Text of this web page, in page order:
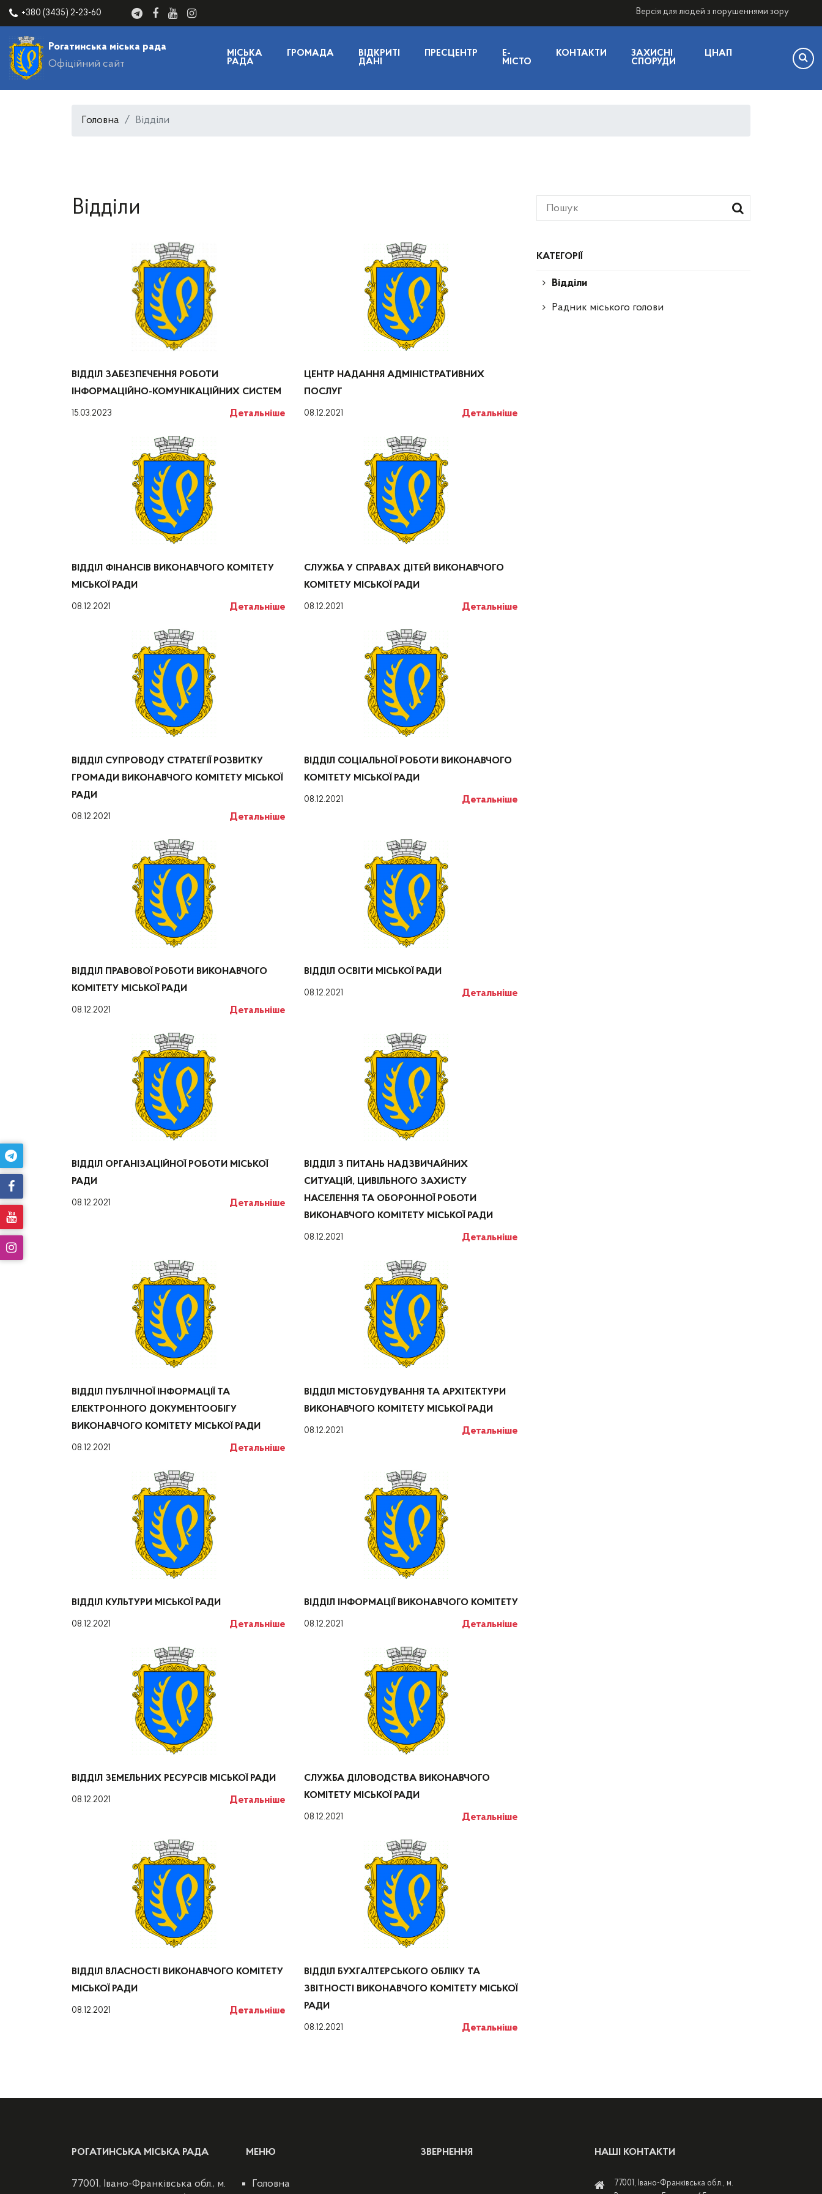
+380 (3435) 2-23-60 Версія для людей з порушеннями зору
Рогатинська міська рада
Офіційний сайт
МІСЬКА
РАДА
ГРОМАДА
ВІДКРИТІ
ДАНІ
ПРЕСЦЕНТР
E-
МІСТО
КОНТАКТИ
ЗАХИСНІ
СПОРУДИ
ЦНАП
Головна Відділи
КАТЕГОРІЇ
Відділи
Радник міського голови
Відділи
ВІДДІЛ ЗАБЕЗПЕЧЕННЯ РОБОТИ
ІНФОРМАЦІЙНО-КОМУНІКАЦІЙНИХ СИСТЕМ
15.03.2023 Детальніше
ЦЕНТР НАДАННЯ АДМІНІСТРАТИВНИХ
ПОСЛУГ
08.12.2021 Детальніше
ВІДДІЛ ФІНАНСІВ ВИКОНАВЧОГО КОМІТЕТУ
МІСЬКОЇ РАДИ
08.12.2021 Детальніше
СЛУЖБА У СПРАВАХ ДІТЕЙ ВИКОНАВЧОГО
КОМІТЕТУ МІСЬКОЇ РАДИ
08.12.2021 Детальніше
ВІДДІЛ СУПРОВОДУ СТРАТЕГІЇ РОЗВИТКУ
ГРОМАДИ ВИКОНАВЧОГО КОМІТЕТУ МІСЬКОЇ
РАДИ
08.12.2021 Детальніше
ВІДДІЛ СОЦІАЛЬНОЇ РОБОТИ ВИКОНАВЧОГО
КОМІТЕТУ МІСЬКОЇ РАДИ
08.12.2021 Детальніше
ВІДДІЛ ПРАВОВОЇ РОБОТИ ВИКОНАВЧОГО
КОМІТЕТУ МІСЬКОЇ РАДИ
08.12.2021 Детальніше
ВІДДІЛ ОСВІТИ МІСЬКОЇ РАДИ
08.12.2021 Детальніше
ВІДДІЛ ОРГАНІЗАЦІЙНОЇ РОБОТИ МІСЬКОЇ
РАДИ
08.12.2021 Детальніше
ВІДДІЛ З ПИТАНЬ НАДЗВИЧАЙНИХ
СИТУАЦІЙ, ЦИВІЛЬНОГО ЗАХИСТУ
НАСЕЛЕННЯ ТА ОБОРОННОЇ РОБОТИ
ВИКОНАВЧОГО КОМІТЕТУ МІСЬКОЇ РАДИ
08.12.2021 Детальніше
ВІДДІЛ ПУБЛІЧНОЇ ІНФОРМАЦІЇ ТА
ЕЛЕКТРОННОГО ДОКУМЕНТООБІГУ
ВИКОНАВЧОГО КОМІТЕТУ МІСЬКОЇ РАДИ
08.12.2021 Детальніше
ВІДДІЛ МІСТОБУДУВАННЯ ТА АРХІТЕКТУРИ
ВИКОНАВЧОГО КОМІТЕТУ МІСЬКОЇ РАДИ
08.12.2021 Детальніше
ВІДДІЛ КУЛЬТУРИ МІСЬКОЇ РАДИ
08.12.2021 Детальніше
ВІДДІЛ ІНФОРМАЦІЇ ВИКОНАВЧОГО КОМІТЕТУ
08.12.2021 Детальніше
ВІДДІЛ ЗЕМЕЛЬНИХ РЕСУРСІВ МІСЬКОЇ РАДИ
08.12.2021 Детальніше
СЛУЖБА ДІЛОВОДСТВА ВИКОНАВЧОГО
КОМІТЕТУ МІСЬКОЇ РАДИ
08.12.2021 Детальніше
ВІДДІЛ ВЛАСНОСТІ ВИКОНАВЧОГО КОМІТЕТУ
МІСЬКОЇ РАДИ
08.12.2021 Детальніше
ВІДДІЛ БУХГАЛТЕРСЬКОГО ОБЛІКУ ТА
ЗВІТНОСТІ ВИКОНАВЧОГО КОМІТЕТУ МІСЬКОЇ
РАДИ
08.12.2021 Детальніше
РОГАТИНСЬКА МІСЬКА РАДА
77001, Івано-Франківська обл., м.
МЕНЮ
Головна
ЗВЕРНЕННЯ НАШІ КОНТАКТИ
77001, Івано-Франківська обл., м.